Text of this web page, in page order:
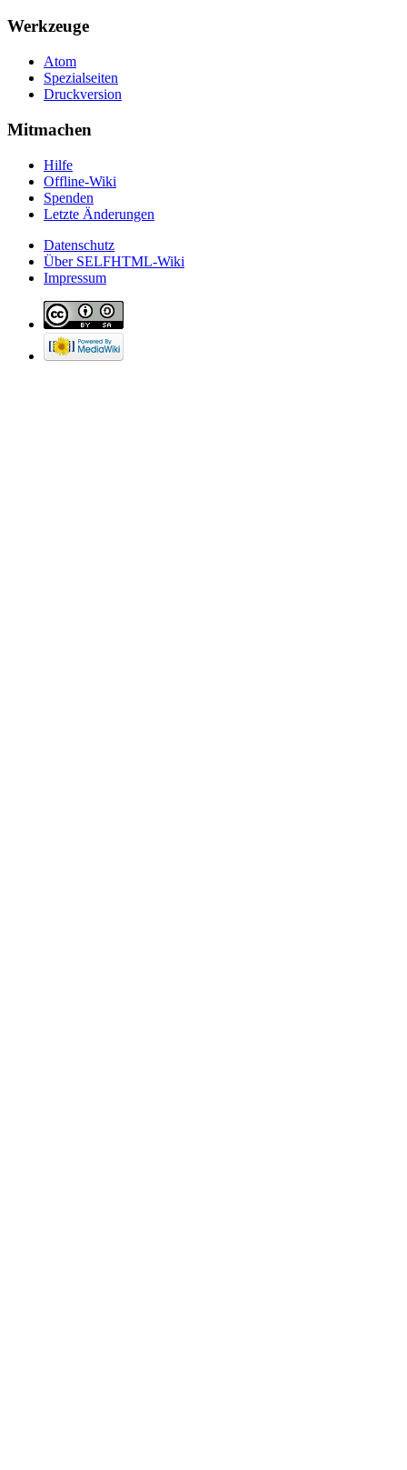
Werkzeuge
Atom
Spezialseiten
Druckversion
Mitmachen
Hilfe
Offline-Wiki
Spenden
Letzte Änderungen
Datenschutz
Über SELFHTML-Wiki
Impressum